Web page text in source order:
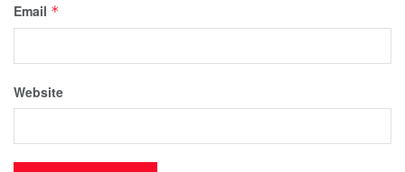
Email *
Website